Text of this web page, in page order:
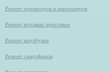
Ремонт проекторов и кинотеатров
Ремонт игровых приставок
Ремонт ноутбуков
Ремонт смартфонов